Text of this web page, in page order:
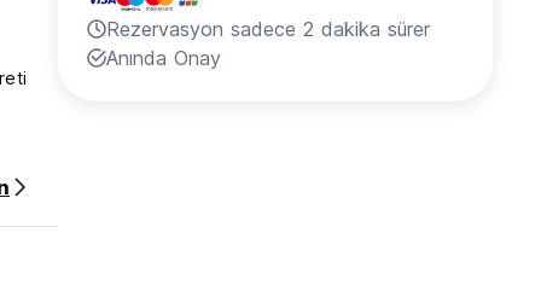
Rezervasyon sadece 2 dakika sürer
Anında Onay